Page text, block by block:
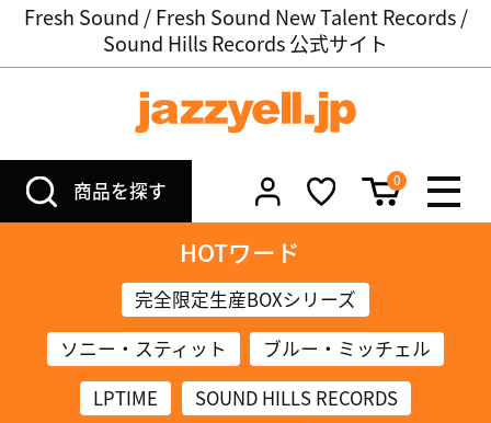
Fresh Sound / Fresh Sound New Talent Records /
Sound Hills Records 公式サイト
商品を探す 0
HOTワード
完全限定生産BOXシリーズ
ソニー・スティット
ブルー・ミッチェル
LPTIME
SOUND HILLS RECORDS